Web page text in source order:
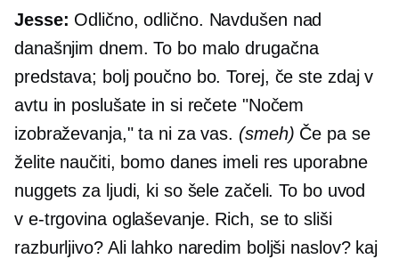
Jesse: Odlično, odlično. Navdušen nad
današnjim dnem. To bo malo drugačna
predstava; bolj poučno bo. Torej, če ste zdaj v
avtu in poslušate in si rečete "Nočem
izobraževanja," ta ni za vas. (smeh) Če pa se
želite naučiti, bomo danes imeli res uporabne
nuggets za ljudi, ki so šele začeli. To bo uvod
v e-trgovinaoglaševanje. Rich, se to sliši
razburljivo? Ali lahko naredim boljši naslov? kaj